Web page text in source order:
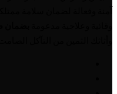
آمنة وفعالة لضمان سلامة